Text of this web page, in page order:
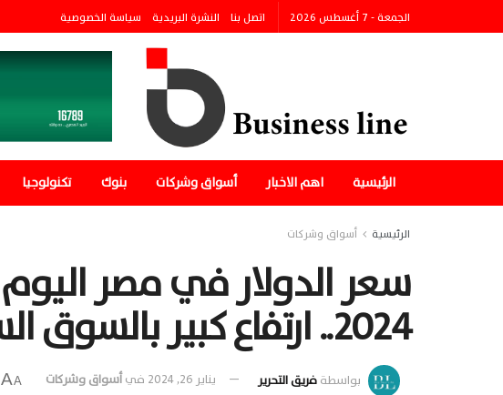
الجمعة - 7 أغسطس 2026 اتصل بنا النشرة البريدية سياسة الخصوصية
الرئيسية اهم الاخبار أسواق وشركات بنوك تكنولوجيا
الرئيسية أسواق وشركات
2024.. ارتفاع كبير بالسوق السوداء
بواسطةفريق التحرير يناير 26, 2024 فيأسواق وشركات A
A